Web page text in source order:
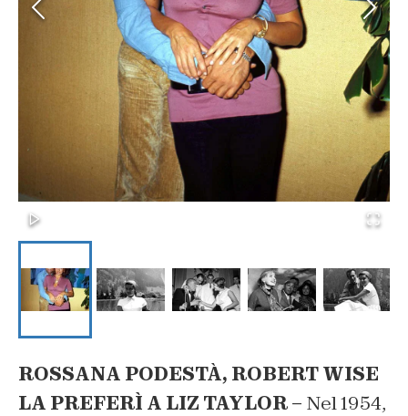
ROSSANA PODESTÀ, ROBERT WISE
LA PREFERÌ A LIZ TAYLOR – Nel 1954,